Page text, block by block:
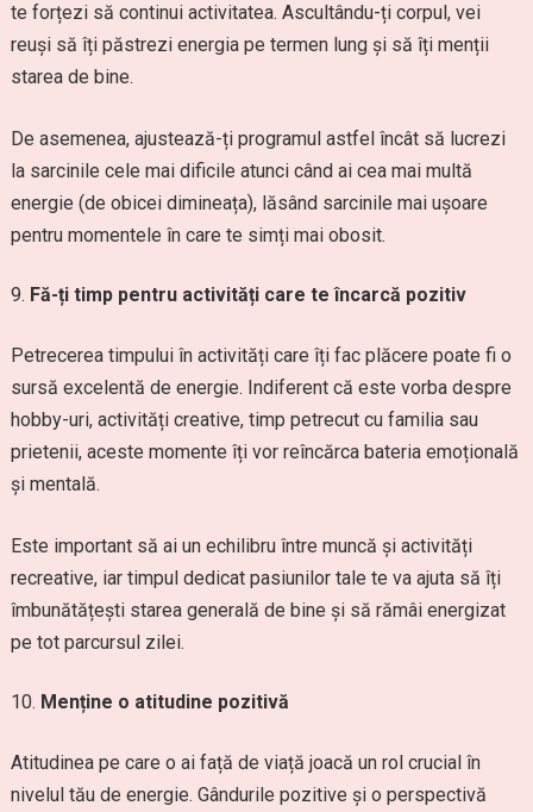
te forțezi să continui activitatea. Ascultându-ți corpul, vei
reuși să îți păstrezi energia pe termen lung și să îți menții
starea de bine.
De asemenea, ajustează-ți programul astfel încât să lucrezi
la sarcinile cele mai dificile atunci când ai cea mai multă
energie (de obicei dimineața), lăsând sarcinile mai ușoare
pentru momentele în care te simți mai obosit.
Fă-ți timp pentru activități care te încarcă pozitiv
Petrecerea timpului în activități care îți fac plăcere poate fi o
sursă excelentă de energie. Indiferent că este vorba despre
hobby-uri, activități creative, timp petrecut cu familia sau
prietenii, aceste momente îți vor reîncărca bateria emoțională
și mentală.
Este important să ai un echilibru între muncă și activități
recreative, iar timpul dedicat pasiunilor tale te va ajuta să îți
îmbunătățești starea generală de bine și să rămâi energizat
pe tot parcursul zilei.
Menține o atitudine pozitivă
Atitudinea pe care o ai față de viață joacă un rol crucial în
nivelul tău de energie. Gândurile pozitive și o perspectivă